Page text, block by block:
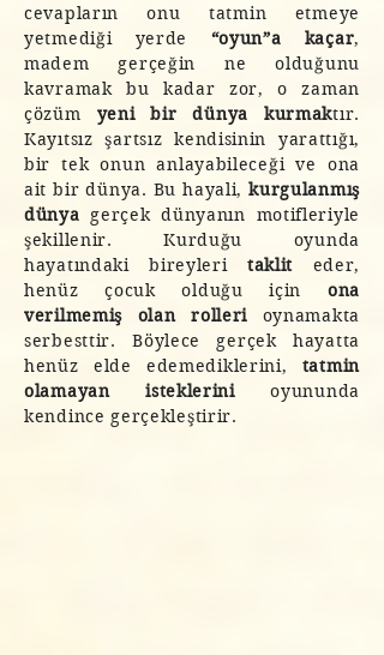
cevapların onu tatmin etmeye
yetmediği yerde
“oyun”a kaçar,
madem gerçeğin ne olduğunu
kavramak bu kadar zor, o zaman
çözüm yeni bir dünya kurmaktır.
Kayıtsız şartsız kendisinin yarattığı,
bir tek onun anlayabileceği ve ona
ait bir dünya. Bu hayali,kurgulanmış
dünya gerçek dünyanın motifleriyle
şekillenir. Kurduğu oyunda
hayatındaki bireyleri taklit eder,
henüz çocuk olduğu için ona
verilmemiş olan rolleri oynamakta
serbesttir. Böylece gerçek hayatta
henüz elde edemediklerini, tatmin
olamayan isteklerinioyununda
kendince gerçekleştirir.